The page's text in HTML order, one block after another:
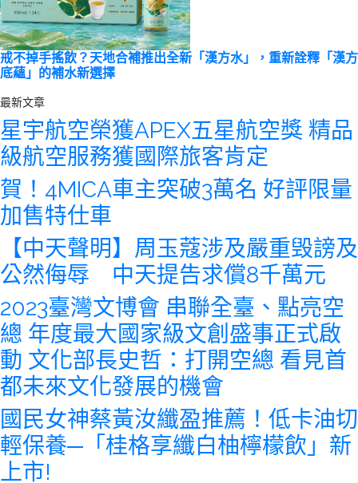
戒不掉手搖飲？天地合補推出全新「漢方水」，重新詮釋「漢方
底蘊」的補水新選擇
最新文章
星宇航空榮獲APEX五星航空獎 精品
級航空服務獲國際旅客肯定
賀！4MICA車主突破3萬名 好評限量
加售特仕車
【中天聲明】周玉蔻涉及嚴重毁謗及
公然侮辱 中天提告求償8千萬元
2023臺灣文博會 串聯全臺、點亮空
總 年度最大國家級文創盛事正式啟
動 文化部長史哲：打開空總 看見首
都未來文化發展的機會
國民女神蔡黃汝纖盈推薦！低卡油切
輕保養─「桂格享纖白柚檸檬飲」新
上市!